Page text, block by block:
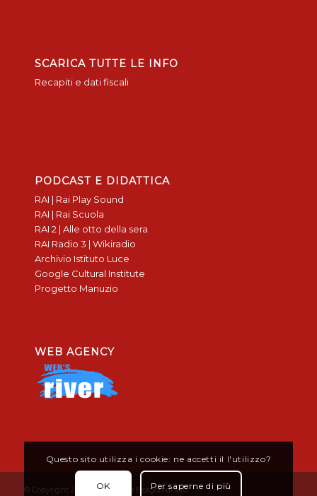
SCARICA TUTTE LE INFO
Recapiti e dati fiscali
PODCAST E DIDATTICA
RAI | Rai Play Sound
RAI | Rai Scuola
RAI 2 | Alle otto della sera
RAI Radio 3 | Wikiradio
Archivio Istituto Luce
Google Cultural Institute
Progetto Manuzio
WEB AGENCY
© Copyright 2019 - Don Bosco Borgomanero
Questo sito utilizza i cookie: ne accetti il l'utilizzo?
OK Per saperne di più